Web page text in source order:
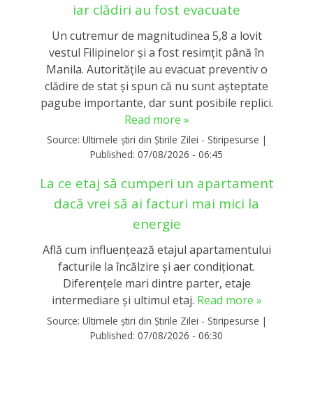
iar clădiri au fost evacuate
Un cutremur de magnitudinea 5,8 a lovit
vestul Filipinelor și a fost resimțit până în
Manila. Autoritățile au evacuat preventiv o
clădire de stat și spun că nu sunt așteptate
pagube importante, dar sunt posibile replici.
Read more »
Source: Ultimele știri din Știrile Zilei - Stiripesurse |
Published: 07/08/2026 - 06:45
La ce etaj să cumperi un apartament
dacă vrei să ai facturi mai mici la
energie
Află cum influențează etajul apartamentului
facturile la încălzire și aer condiționat.
Diferențele mari dintre parter, etaje
intermediare și ultimul etaj. Read more »
Source: Ultimele știri din Știrile Zilei - Stiripesurse |
Published: 07/08/2026 - 06:30